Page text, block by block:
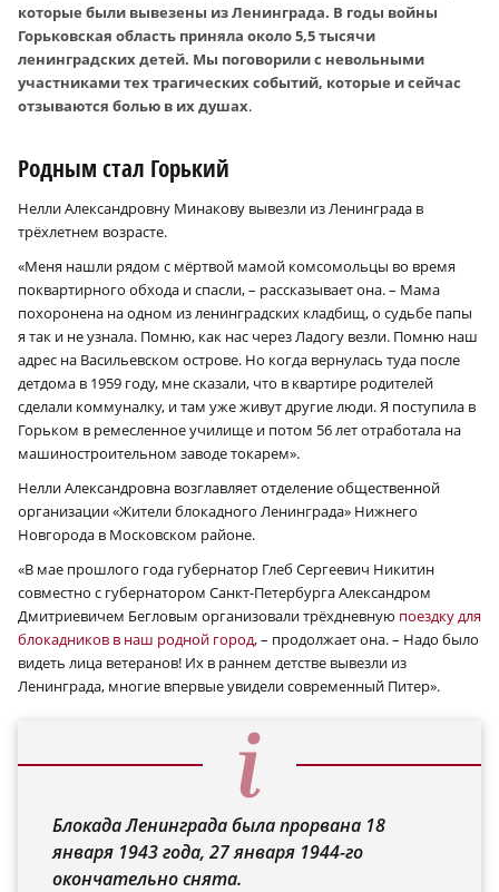
которые были вывезены из Ленинграда. В годы войны
Горьковская область приняла около 5,5 тысячи
ленинградских детей. Мы поговорили с невольными
участниками тех трагических событий, которые и сейчас
отзываются болью в их душах.
Родным стал Горький
Нелли Александровну Минакову вывезли из Ленинграда в
трёхлетнем возрасте.
«Меня нашли рядом с мёртвой мамой комсомольцы во время
поквартирного обхода и спасли, – рассказывает она. – Мама
похоронена на одном из ленинградских кладбищ, о судьбе папы
я так и не узнала. Помню, как нас через Ладогу везли. Помню наш
адрес на Васильевском острове. Но когда вернулась туда после
детдома в 1959 году, мне сказали, что в квартире родителей
сделали коммуналку, и там уже живут другие люди. Я поступила в
Горьком в ремесленное училище и потом 56 лет отработала на
машиностроительном заводе токарем».
Нелли Александровна возглавляет отделение общественной
организации «Жители блокадного Ленинграда» Нижнего
Новгорода в Московском районе.
«В мае прошлого года губернатор Глеб Сергеевич Никитин
совместно с губернатором Санкт-Петербурга Александром
Дмитриевичем Бегловым организовали трёхдневную поездку для
блокадников в наш родной город, – продолжает она. – Надо было
видеть лица ветеранов! Их в раннем детстве вывезли из
Ленинграда, многие впервые увидели современный Питер».
Блокада Ленинграда была прорвана 18
января 1943 года, 27 января 1944-го
окончательно снята.